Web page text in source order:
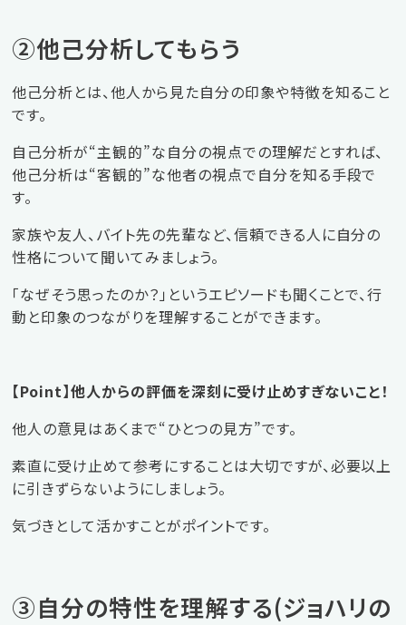
②他己分析してもらう
他己分析とは、他人から見た自分の印象や特徴を知ること
です。
自己分析が“主観的”な自分の視点での理解だとすれば、
他己分析は“客観的”な他者の視点で自分を知る手段で
す。
家族や友人、バイト先の先輩など、信頼できる人に自分の
性格について聞いてみましょう。
「なぜそう思ったのか？」というエピソードも聞くことで、行
動と印象のつながりを理解することができます。
【Point】他人からの評価を深刻に受け止めすぎないこと！
他人の意見はあくまで“ひとつの見方”です。
素直に受け止めて参考にすることは大切ですが、必要以上
に引きずらないようにしましょう。
気づきとして活かすことがポイントです。
③自分の特性を理解する(ジョハリの